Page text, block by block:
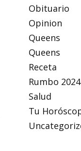
Obituario
Opinion
Queens
Queens
Receta
Rumbo 2024
Salud
Tu